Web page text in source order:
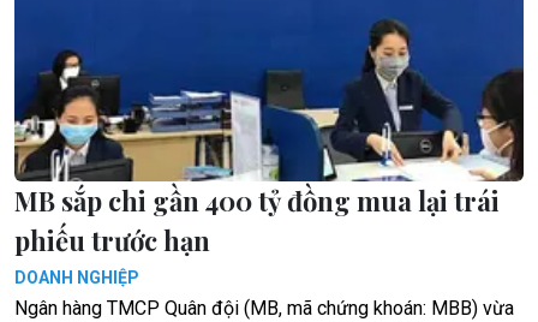
MB sắp chi gần 400 tỷ đồng mua lại trái
phiếu trước hạn
DOANH NGHIỆP
Ngân hàng TMCP Quân đội (MB, mã chứng khoán: MBB) vừa